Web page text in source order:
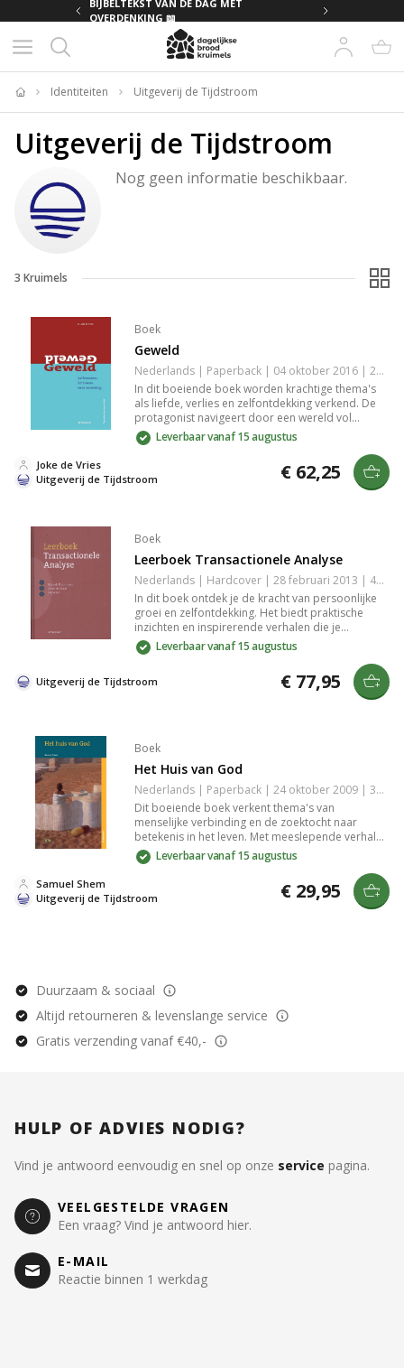
BIJBELTEKST VAN DE DAG MET
OVERDENKING 📖
Home
Identiteiten Uitgeverij de Tijdstroom
Uitgeverij de Tijdstroom
Nog geen informatie beschikbaar.
3 Kruimels
Boek
Geweld
Nederlands | Paperback | 04 oktober 2016 | 252 pagina's | 9789058983015
In dit boeiende boek worden krachtige thema's
als liefde, verlies en zelfontdekking verkend. De
protagonist navigeert door een wereld vol
onzekere relaties en persoonlijke groei, terwijl je
wordt meegenomen op een emotionele reis. Dit
verhaal biedt diepgaande inzichten en reflecties
op het leven, perfect voor iedereen die verlangt
Leverbaar vanaf 15 augustus
Uitgeverij de Tijdstroom
Joke de Vries € 62,25
Boek
Leerboek Transactionele Analyse
Nederlands | Hardcover | 28 februari 2013 | 420 pagina's | 9789058982261
In dit boek ontdek je de kracht van persoonlijke
groei en zelfontdekking. Het biedt praktische
inzichten en inspirerende verhalen die je
aanzetten tot reflectie en actie. Met een focus op
emotionele veerkracht en het ontwikkelen van je
overwinnen en je dromen te realiseren. Een must-
read voor iedere zoektocht naar zelfverbetering.
Leverbaar vanaf 15 augustus
Uitgeverij de Tijdstroom € 77,95
Boek
Het Huis van God
Nederlands | Paperback | 24 oktober 2009 | 320 pagina's | 9789058981646
Dit boeiende boek verkent thema's van
menselijke verbinding en de zoektocht naar
betekenis in het leven. Met meeslepende verhalen
en diepgaande inzichten biedt het een unieke kijk
op persoonlijke groei. De rijke
karakterontwikkeling en prikkelende plot houden
je geboeid, terwijl het je uitdaagt om na te denken
over je eigen levenspad. Perfect voor lezers die
Leverbaar vanaf 15 augustus
Uitgeverij de Tijdstroom
Samuel Shem € 29,95
Duurzaam & sociaal
Altijd retourneren & levenslange service
Gratis verzending vanaf €40,-
HULP OF ADVIES NODIG?
Vind je antwoord eenvoudig en snel op onze service pagina.
VEELGESTELDE VRAGEN
Een vraag? Vind je antwoord hier.
E-MAIL
Reactie binnen 1 werkdag